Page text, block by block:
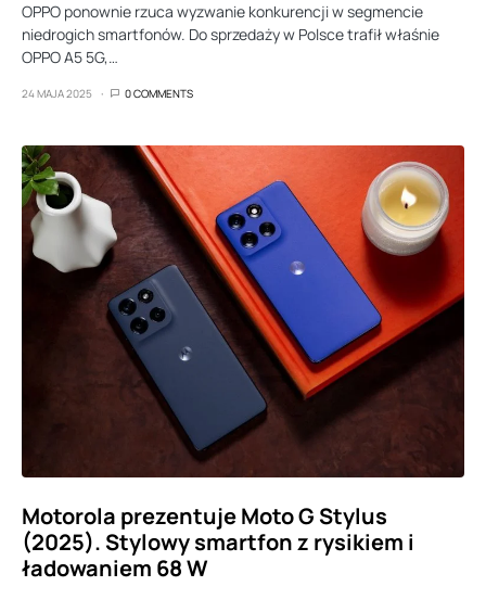
OPPO ponownie rzuca wyzwanie konkurencji w segmencie
niedrogich smartfonów. Do sprzedaży w Polsce trafił właśnie
OPPO A5 5G,…
24 MAJA 2025 0 COMMENTS
Motorola prezentuje Moto G Stylus
(2025). Stylowy smartfon z rysikiem i
ładowaniem 68 W